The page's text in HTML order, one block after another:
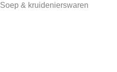
Soep & kruidenierswaren